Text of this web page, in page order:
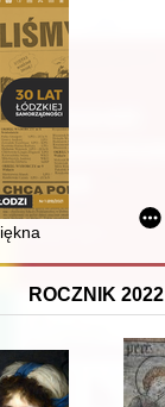
ROCZNIK 2022